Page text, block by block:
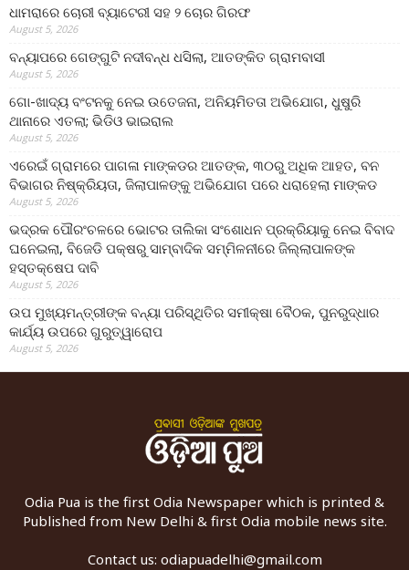
ଧାମରାରେ ଚୋରୀ ବ୍ୟାଟେରୀ ସହ ୨ ଚୋର ଗିରଫ
August 5, 2026
ବନ୍ୟାପରେ ଗେଙ୍ଗୁଟି ନଦୀବନ୍ଧ ଧସିଲା, ଆତଙ୍କିତ ଗ୍ରାମବାସୀ
August 5, 2026
ଗୋ-ଖାଦ୍ୟ ବଂଟନକୁ ନେଇ ଉତେଜନା, ଅନିୟମିତତା ଅଭିଯୋଗ, ଧୁଷୁରି
ଥାନାରେ ଏତଲା; ଭିଡିଓ ଭାଇରାଲ
August 5, 2026
ଏରେଇଁ ଗ୍ରାମରେ ପାଗଳା ମାଙ୍କଡର ଆତଙ୍କ, ୩୦ରୁ ଅଧିକ ଆହତ, ବନ
ବିଭାଗର ନିଷ୍କ୍ରିୟତା, ଜିଲାପାଳଙ୍କୁ ଅଭିଯୋଗ ପରେ ଧରାହେଲା ମାଙ୍କଡ
August 5, 2026
ଭଦ୍ରକ ପୌରଂଚଳରେ ଭୋଟର ତାଲିକା ସଂଶୋଧନ ପ୍ରକ୍ରିୟାକୁ ନେଇ ବିବାଦ
ଘନେଇଲା, ବିଜେଡି ପକ୍ଷରୁ ସାମ୍ବାଦିକ ସମ୍ମିଳନୀରେ ଜିଲ୍ଲାପାଳଙ୍କ
ହସ୍ତକ୍ଷେପ ଦାବି
August 5, 2026
ଉପ ମୁଖ୍ୟମନ୍ତ୍ରୀଙ୍କ ବନ୍ୟା ପରିସ୍ଥିତିର ସମୀକ୍ଷା ବୈଠକ, ପୁନରୁଦ୍ଧାର
କାର୍ଯ୍ୟ ଉପରେ ଗୁରୁତ୍ୱାରୋପ
August 5, 2026
Odia Pua is the first Odia Newspaper which is printed &
Published from New Delhi & first Odia mobile news site.
Contact us: odiapuadelhi@gmail.com